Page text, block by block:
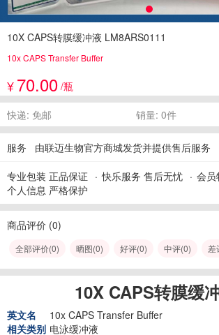
10X CAPS转膜缓冲液 LM8ARS0111
10x CAPS Transfer Buffer
¥70.00 /瓶
快递: 免邮 销量: 0件
服务 由联迈生物官方商城发货并提供售后服务
专业包装 正品保证 快乐服务 售后无忧
会员
个人信息 严格保护
商品评价 (0)
全部评价(0) 晒图(0) 好评(0) 中评(0) 差
10X CAPS转膜缓
英文名
10x CAPS Transfer Buffer
相关类别 电泳缓冲液